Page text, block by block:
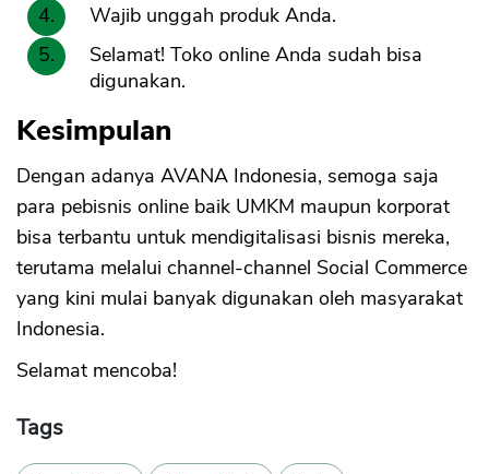
Wajib unggah produk Anda.
Selamat! Toko online Anda sudah bisa
digunakan.
Kesimpulan
Dengan adanya AVANA Indonesia, semoga saja
para pebisnis online baik UMKM maupun korporat
bisa terbantu untuk mendigitalisasi bisnis mereka,
terutama melalui channel-channel Social Commerce
yang kini mulai banyak digunakan oleh masyarakat
Indonesia.
Selamat mencoba!
Tags